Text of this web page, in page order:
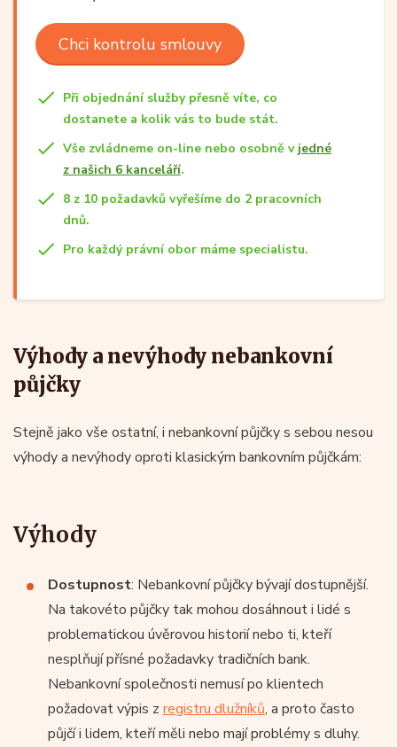
Chci kontrolu smlouvy
Při objednání služby přesně víte, co
dostanete a kolik vás to bude stát.
Vše zvládneme on-line nebo osobně v jedné
z našich 6 kanceláří.
8 z 10 požadavků vyřešíme do 2 pracovních
dnů.
Pro každý právní obor máme specialistu.
Výhody a nevýhody nebankovní
půjčky
Stejně jako vše ostatní, i nebankovní půjčky s sebou nesou
výhody a nevýhody oproti klasickým bankovním půjčkám:
Výhody
Dostupnost: Nebankovní půjčky bývají dostupnější.
Na takovéto půjčky tak mohou dosáhnout i lidé s
problematickou úvěrovou historií nebo ti, kteří
nesplňují přísné požadavky tradičních bank.
Nebankovní společnosti nemusí po klientech
požadovat výpis z registru dlužníků, a proto často
půjčí i lidem, kteří měli nebo mají problémy s dluhy.